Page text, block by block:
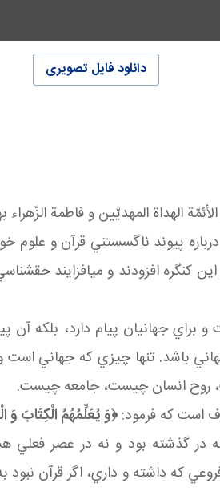
دانلود فایل تصویری
الهداة المهديّين و فاطمة الزّهراء
پيوند ناگسستني قرآن و علوم
کنگره افزودند و مي افزايند حق
براي جهانيان پيام دارد، بلکه
باشد. تنها چيزي که جهاني
روح انسان چيست، جامعه چيست.
است که فرمود:﴿وَيُعَلِّمُهُمُ الْكِتَابَ وَ
گذشته بود و نه در عصر فعلي
فروعي که داشته و داري، اگر